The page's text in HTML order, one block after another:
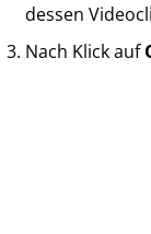
dessen
Nach Klick auf